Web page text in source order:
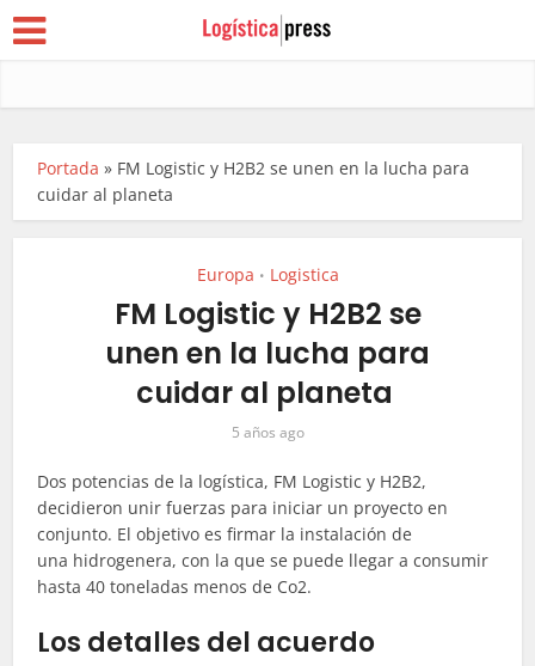
Portada » FM Logistic y H2B2 se unen en la lucha para
cuidar al planeta
Europa • Logistica
FM Logistic y H2B2 se
unen en la lucha para
cuidar al planeta
5 años ago
Dos potencias de la logística, FM Logistic y H2B2,
decidieron unir fuerzas para iniciar un proyecto en
conjunto. El objetivo es firmar la instalación de
una hidrogenera, con la que se puede llegar a consumir
hasta 40 toneladas menos de Co2.
Los detalles del acuerdo